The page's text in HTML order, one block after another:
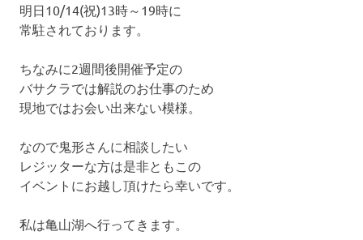
明日10/14(祝)13時～19時に
常駐されております。
ちなみに2週間後開催予定の
バサクラでは解説のお仕事のため
現地ではお会い出来ない模様。
なので鬼形さんに相談したい
レジッターな方は是非ともこの
イベントにお越し頂けたら幸いです。
私は亀山湖へ行ってきます。